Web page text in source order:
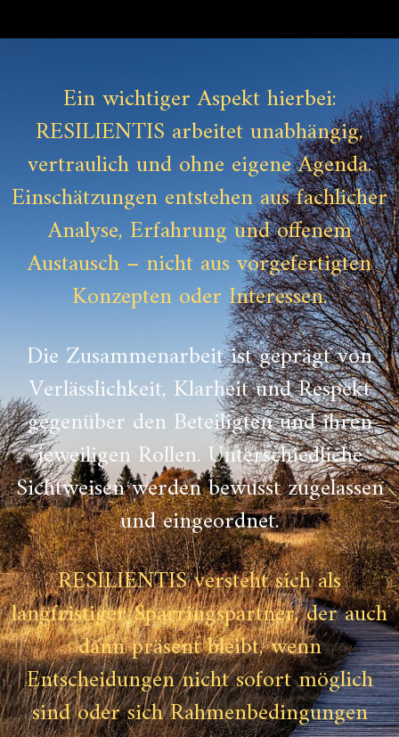
Ein wichtiger Aspekt hierbei:
RESILIENTIS arbeitet unabhängig,
vertraulich und ohne eigene Agenda.
Einschätzungen entstehen aus fachlicher
Analyse, Erfahrung und offenem
Austausch – nicht aus vorgefertigten
Konzepten oder Interessen.
Die Zusammenarbeit ist geprägt von
Verlässlichkeit, Klarheit und Respekt
gegenüber den Beteiligten und ihren
jeweiligen Rollen. Unterschiedliche
Sichtweisen werden bewusst zugelassen
und eingeordnet.
RESILIENTIS versteht sich als
langfristiger Sparringspartner, der auch
dann präsent bleibt, wenn
Entscheidungen nicht sofort möglich
sind oder sich Rahmenbedingungen